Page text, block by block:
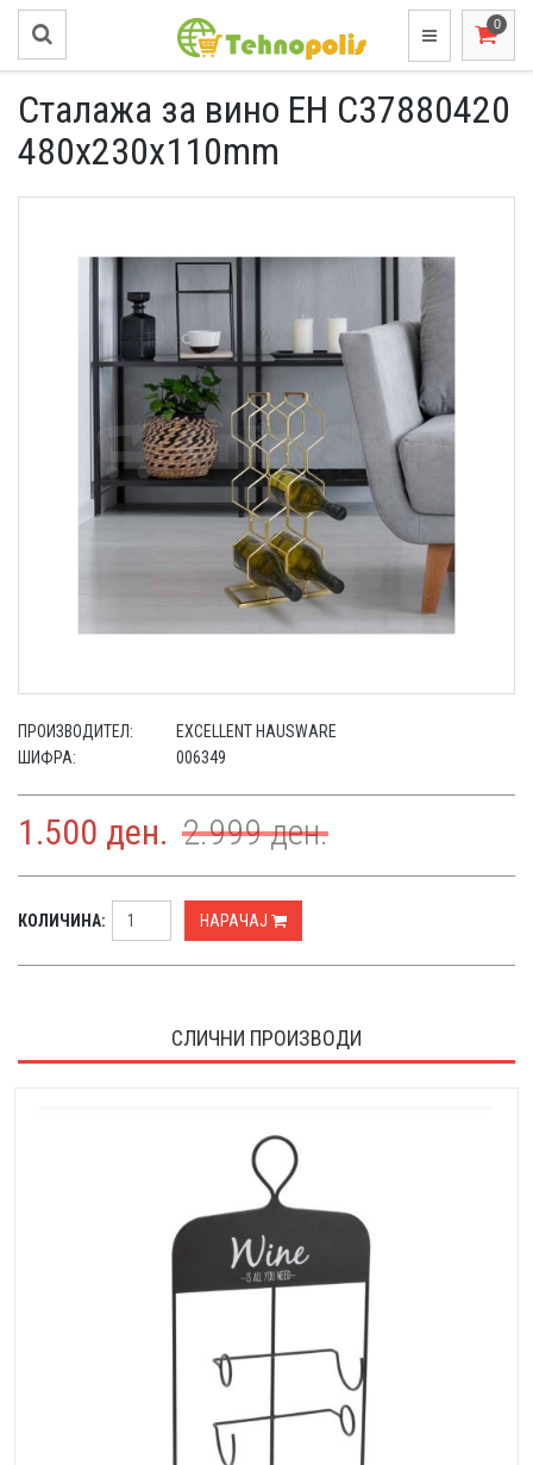
Сталажа за вино EH C37880420
480x230x110mm
ПРОИЗВОДИТЕЛ:
EXCELLENT HAUSWARE
ШИФРА:
006349
1.500 ден. 2.999ден.
КОЛИЧИНА: НАРАЧАЈ
СЛИЧНИ ПРОИЗВОДИ